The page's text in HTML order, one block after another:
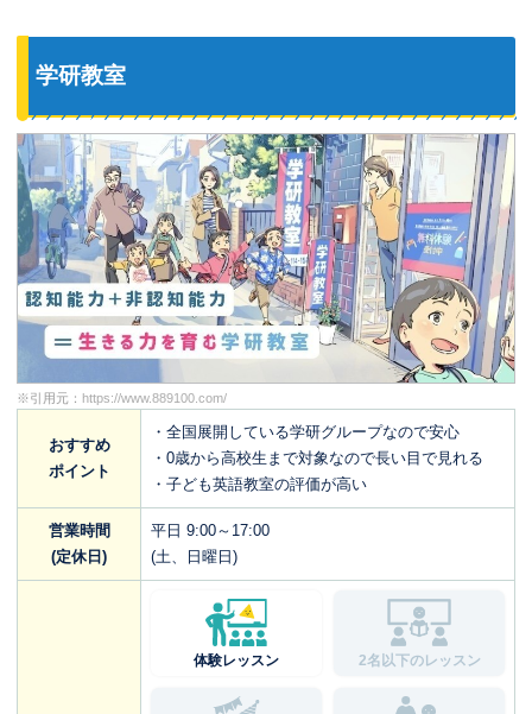
学研教室
※引用元： https://www.889100.com/
おすすめ
ポイント
・全国展開している学研グループなので安心
・0歳から高校生まで対象なので長い目で見れる
・子ども英語教室の評価が高い
営業時間
(定休日)
平日 9:00～17:00
(土、日曜日)
体験レッスン 2名以下のレッスン